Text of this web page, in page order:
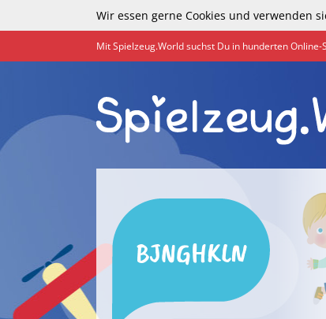
Wir essen gerne Cookies und verwenden
Mit Spielzeug.World suchst Du in hunderten
BJNGHKLN